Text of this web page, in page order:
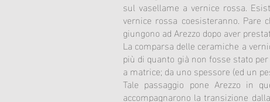
sul vasellame a vernice rossa.
vernice rossa coesisteranno.
giungono ad Arezzo dopo aver
La comparsa delle ceramiche a
più di quanto già non fosse stato
a matrice; da uno spessore (ed un
Tale passaggio pone Arezzo in
accompagnarono la transizione